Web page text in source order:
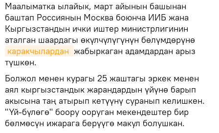
Маалыматка ылайык, март айынын башынан
баштап Россиянын Москва боюнча ИИБ жана
Кыргызстандын ички иштер министрлигинин
аталган шаардагы өкүлчүлүгүнүн бөлүмдөрүнө
каракчылардан жабыркаган адамдардан арыз
түшкөн.
Болжол менен курагы 25 жаштагы эркек менен
аял кыргызстандык жарандардын үйүнө барып
акысына таң атырып кетүүнү суранып келишкен.
"Үй-бүлөгө" боору ооруган мекендештер бир
бөлмөсүн ижарага берүүгө макул болушкан.